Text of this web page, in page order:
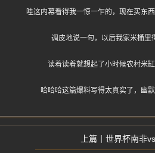
哇这内幕看得我一惊一乍的，现在买东
调皮地说一句，以后我家米桶里
读着读着就想起了小时候农村米
哈哈哈这篇爆料写得太真实了，幽
世界杯南非